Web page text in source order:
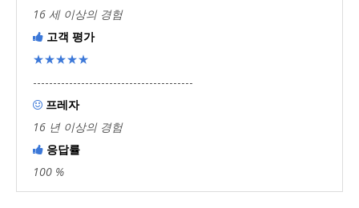
16 세 이상의 경험
 고객 평가
★★★★★
----------------------------------------
 프레자
16 년 이상의 경험
 응답률
100 %